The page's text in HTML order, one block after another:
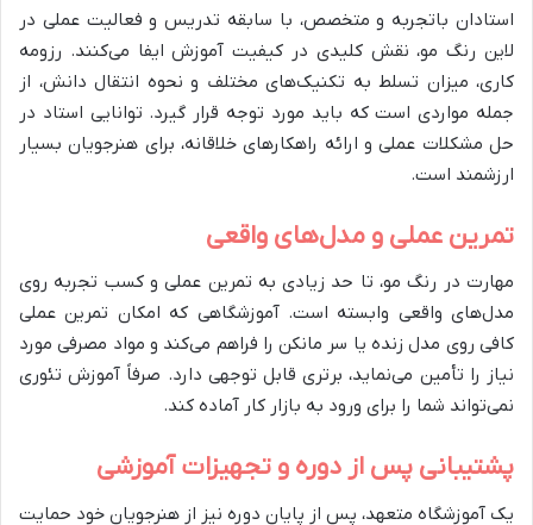
استادان باتجربه و متخصص، با سابقه تدریس و فعالیت عملی در
لاین رنگ مو، نقش کلیدی در کیفیت آموزش ایفا می‌کنند. رزومه
کاری، میزان تسلط به تکنیک‌های مختلف و نحوه انتقال دانش، از
جمله مواردی است که باید مورد توجه قرار گیرد. توانایی استاد در
حل مشکلات عملی و ارائه راهکارهای خلاقانه، برای هنرجویان بسیار
ارزشمند است.
تمرین عملی و مدل‌های واقعی
مهارت در رنگ مو، تا حد زیادی به تمرین عملی و کسب تجربه روی
مدل‌های واقعی وابسته است. آموزشگاهی که امکان تمرین عملی
کافی روی مدل زنده یا سر مانکن را فراهم می‌کند و مواد مصرفی مورد
نیاز را تأمین می‌نماید، برتری قابل توجهی دارد. صرفاً آموزش تئوری
نمی‌تواند شما را برای ورود به بازار کار آماده کند.
پشتیبانی پس از دوره و تجهیزات آموزشی
یک آموزشگاه متعهد، پس از پایان دوره نیز از هنرجویان خود حمایت